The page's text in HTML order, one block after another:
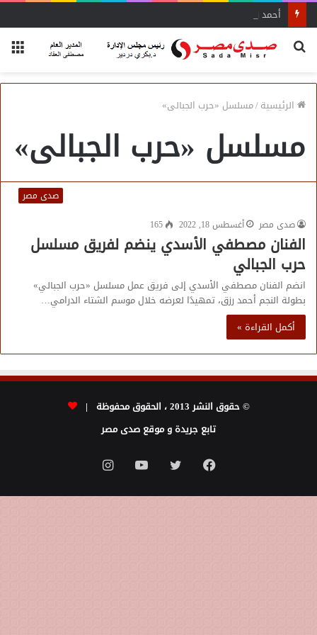
أحمد زكي: مبادرة “مصر تنطلق بالتصدير”
بحث
الرئيسية/مسلسل «حرب الجبالى»
مسلسل «حرب الجبالى»
صدى مصر
صدى مصر
أغسطس 18, 2022 165
الفنان مصطفي الأسدي ينضم لفريق مسلسل
حرب الجبالي
انضم الفنان مصطفي الأسدي إلى فريق عمل مسلسل «حرب الجبالي»
بطولة النجم أحمد رزق، تمهيدًا لعرضه خلال موسم الشتاء الدرامي…
أكمل القراءة »
© حقوق النشر 2013 ، الحقوق محفوظة |
تابع جريدة و موقع صدى مصر
فيسبوك تويتر يوتيوبانستقرام